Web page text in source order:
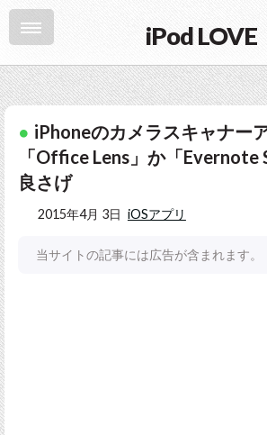
iPod LOVE
iPhoneのカメラスキャナー
「Office Lens」か「Evernote
良さげ
2015年4月 3日 iOSアプリ
当サイトの記事には広告が含まれます。